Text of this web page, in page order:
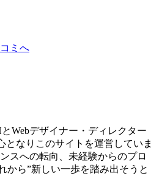
ミへ
Webデザイナー・ディレクター
となりこのサイトを運営していま
スへの転向、未経験からのプロ
から”新しい一歩を踏み出そうと